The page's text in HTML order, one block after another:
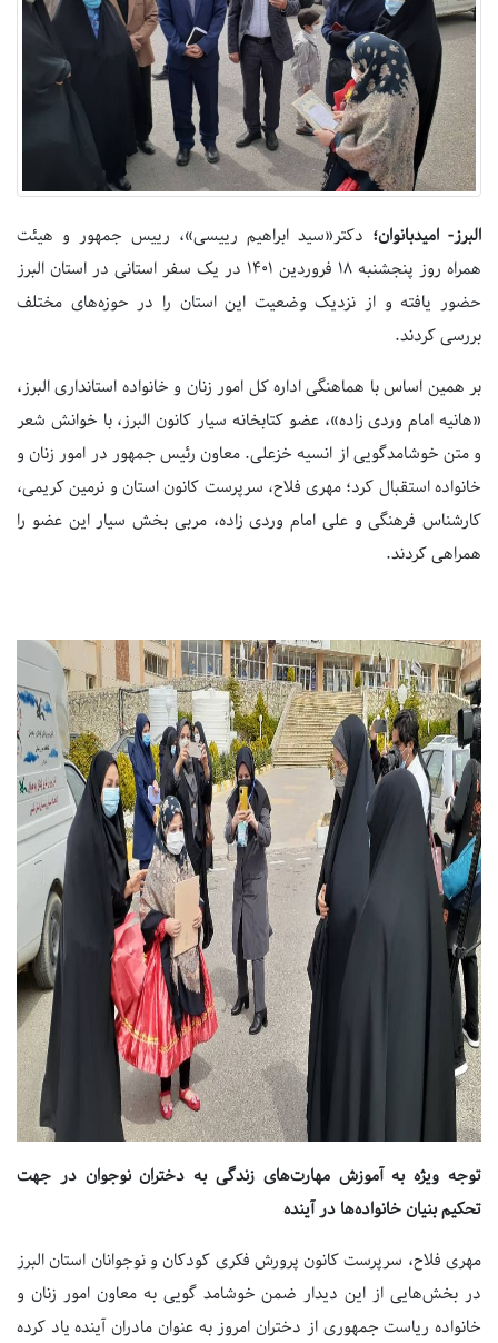
البرز- امیدبانوان؛ دکتر«سید ابراهیم رییسی»، رییس جمهور و هیئت
همراه روز پنجشنبه ۱۸ فروردین ۱۴۰۱ در یک سفر استانی در استان البرز
حضور یافته و از نزدیک وضعیت این استان را در حوزه‌های مختلف
بررسی کردند.
بر همین اساس با هماهنگی اداره کل امور زنان و خانواده استانداری البرز،
«هانیه امام وردی زاده»، عضو کتابخانه سیار کانون البرز، با خوانش شعر
و متن خوشامدگویی از انسیه خزعلی. معاون رئیس جمهور در امور زنان و
خانواده استقبال کرد؛ مهری فلاح، سرپرست کانون استان و نرمین کریمی،
کارشناس فرهنگی و علی امام وردی زاده، مربی بخش سیار این عضو را
همراهی کردند.
توجه ویژه به آموزش مهارت‌های زندگی به دختران نوجوان در جهت
تحکیم بنیان خانواده‌ها در آینده
مهری فلاح، سرپرست کانون پرورش فکری کودکان و نوجوانان استان البرز
در بخش‌هایی از این دیدار ضمن خوشامد گویی به معاون امور زنان و
خانواده ریاست جمهوری از دختران امروز به عنوان مادران آینده یاد کرده